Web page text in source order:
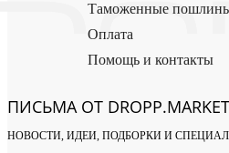
Таможенные
Оплата
Помощь и контакты
ПИСЬМА ОТ DROPP.MARKET
НОВОСТИ, ИДЕИ, ПОДБОРКИ И